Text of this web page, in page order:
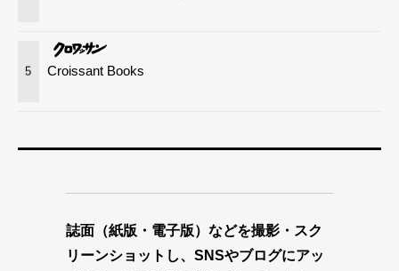
5 Croissant Books
誌面（紙版・電子版）などを撮影・スク
リーンショットし、SNSやブログにアッ